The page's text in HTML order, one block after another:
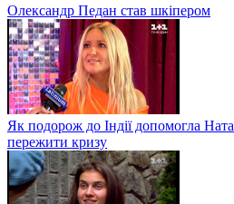
Олександр Педан став шкіпером
Як подорож до Індії допомогла
пережити кризу